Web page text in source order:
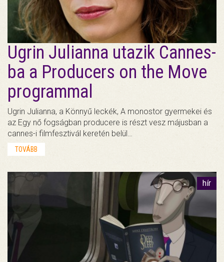
Ugrin Julianna utazik Cannes-
ba a Producers on the Move
programmal
Ugrin Julianna, a Könnyű leckék, A monostor gyermekei és
az Egy nő fogságban producere is részt vesz májusban a
cannes-i filmfesztivál keretén belül…
TOVÁBB
hír